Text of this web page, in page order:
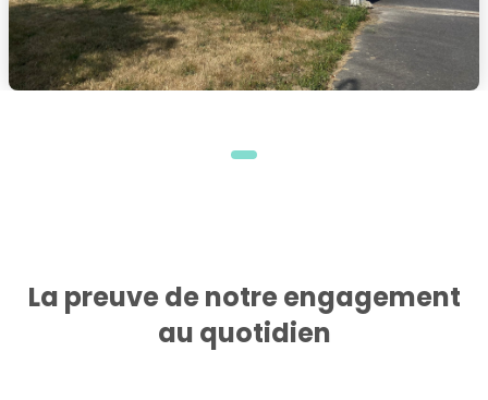
La preuve de notre engagement
au quotidien